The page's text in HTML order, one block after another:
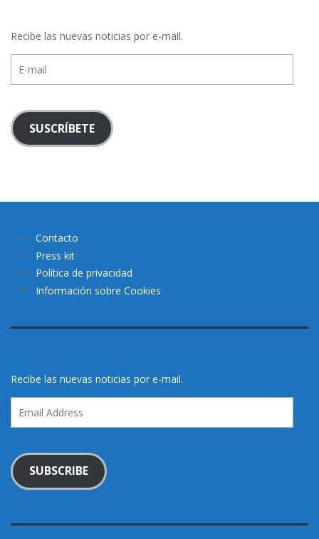
Recibe las nuevas noticias por e-mail.
mail
SUSCRÍBETE
Contacto
Press kit
Política de privacidad
Información sobre Cookies
Recibe las nuevas noticias por e-mail.
Address
SUBSCRIBE